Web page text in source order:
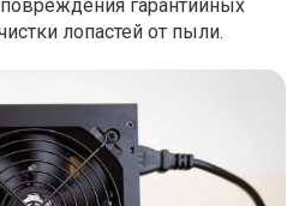
гарантийных
лопастей от пыли.